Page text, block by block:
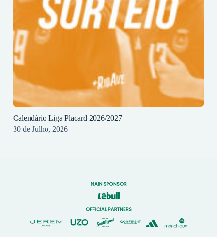
Calendário Liga Placard 2026/2027
30 de Julho, 2026